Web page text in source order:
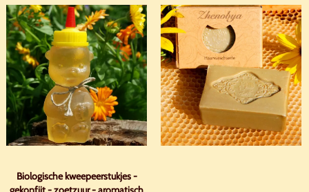
Biologische kweepeerstukjes -